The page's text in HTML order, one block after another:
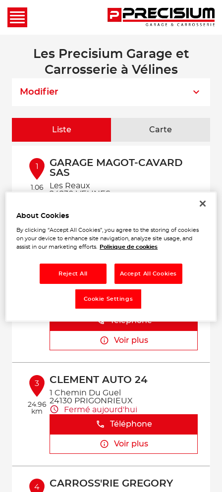
Les Precisium Garage et
Carrosserie à Vélines
Modifier
Liste Carte
1
1.06
GARAGE MAGOT-CAVARD
SAS
Les Reaux
24230 VELINES
Voir plus
BL AUTOMOBILES
91 Avenue de Bordeaux
33220 PORT STE FOY ET PONCHAPT
Téléphone
Voir plus
3
24.96
km
CLEMENT AUTO 24
1 Chemin Du Guel
24130 PRIGONRIEUX
Fermé aujourd'hui
Téléphone
Voir plus
4 CARROSS'RIE GREGORY
About Cookies
By clicking “Accept All Cookies”, you agree to the storing of cookies
on your device to enhance site navigation, analyze site usage, and
assist in our marketing efforts.
Politique de cookies
Reject All Accept All Cookies
Cookie Settings